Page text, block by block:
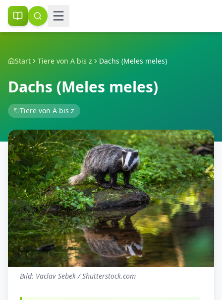
Start Tiere von A bis z Dachs (Meles meles)
Dachs (Meles meles)
Tiere von A bis z
Bild: Vaclav Sebek / Shutterstock.com